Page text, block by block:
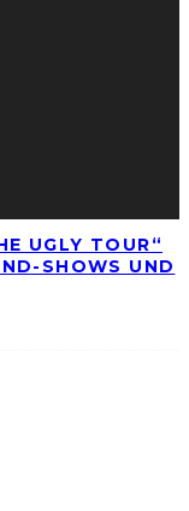
UGLY TOUR“
SHOWS UND